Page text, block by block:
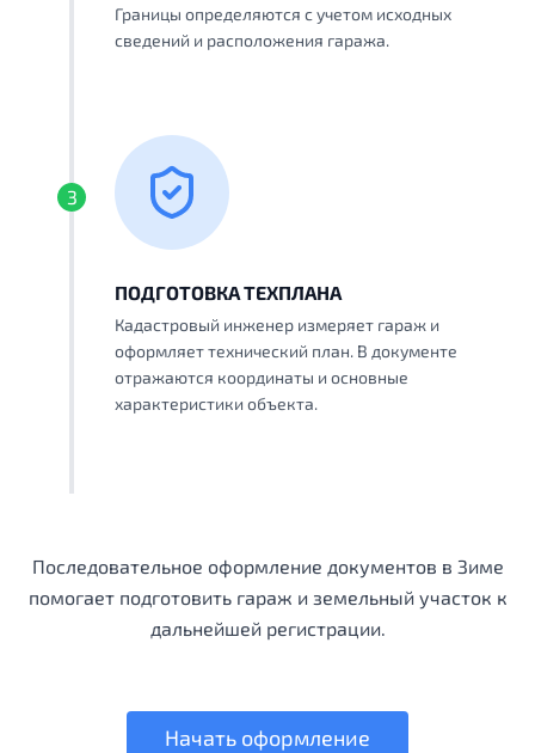
Границы определяются с учетом исходных
сведений и расположения гаража.
3
ПОДГОТОВКА ТЕХПЛАНА
Кадастровый инженер измеряет гараж и
оформляет технический план. В документе
отражаются координаты и основные
характеристики объекта.
Последовательное оформление документов в Зиме
помогает подготовить гараж и земельный участок к
дальнейшей регистрации.
Начать оформление